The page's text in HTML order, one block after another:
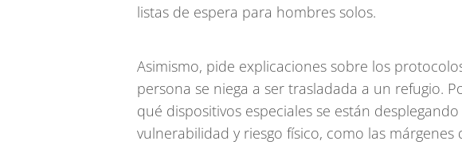
listas de espera para hombres solos.
Asimismo, pide explicaciones sobre los
persona se niega a ser trasladada a un refugio.
qué dispositivos especiales se están
vulnerabilidad y riesgo físico, como las márgenes